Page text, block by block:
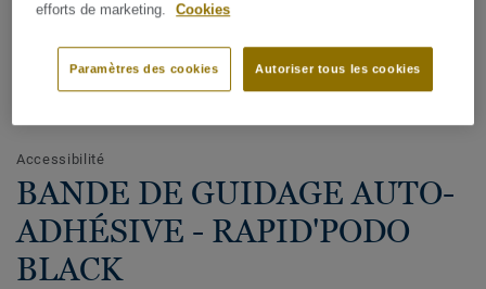
Accessibilité
BANDE DE GUIDAGE AUTO-
ADHÉSIVE - RAPID'PODO
BLACK
efforts de marketing.
Cookies
Autoriser tous les cookies
Paramètres des cookies